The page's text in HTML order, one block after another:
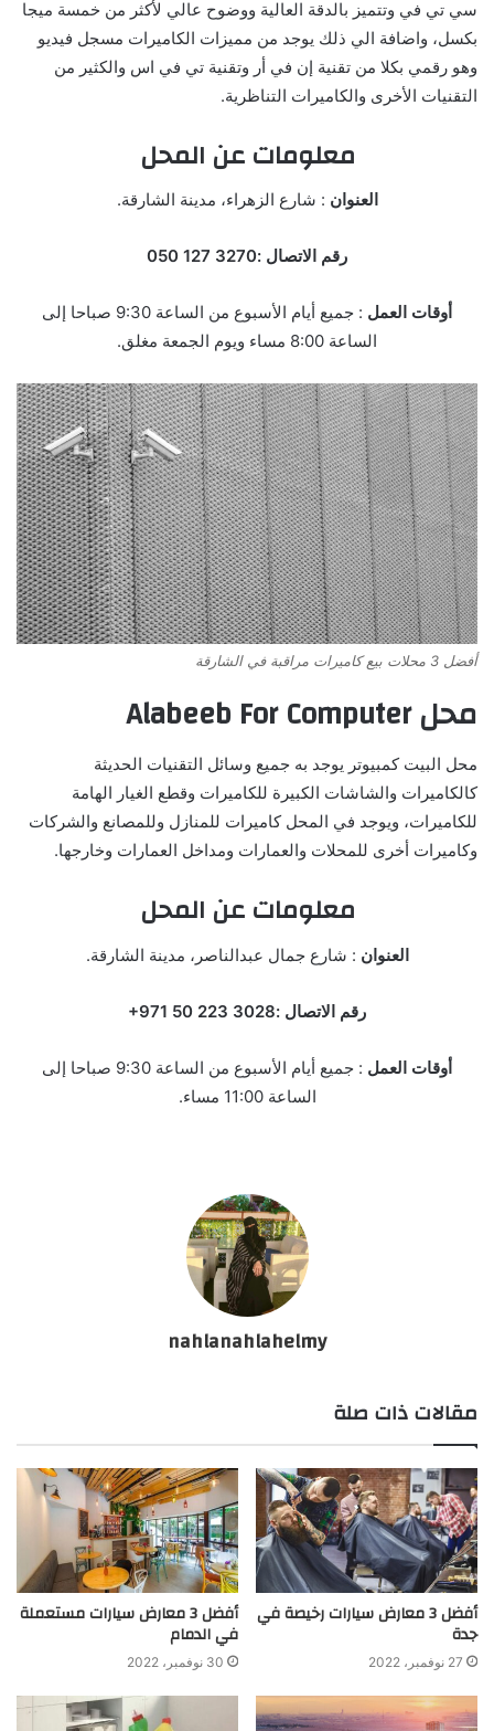
سي تي في وتتميز بالدقة العالية ووضوح عالي لأكثر من خمسة ميجا
بكسل، واضافة الي ذلك يوجد من مميزات الكاميرات مسجل فيديو
وهو رقمي بكلا من تقنية إن في أر وتقنية تي في اس والكثير من
التقنيات الأخرى والكاميرات التناظرية.
معلومات عن المحل
العنوان : شارع الزهراء، مدينة الشارقة.
رقم الاتصال :3270 127 050
أوقات العمل
: جميع أيام الأسبوع من الساعة 9:30 صباحا إلى
الساعة 8:00 مساء ويوم الجمعة مغلق.
أفضل 3 محلات بيع كاميرات مراقبة في الشارقة
محل Alabeeb For Computer
محل البيت كمبيوتر يوجد به جميع وسائل التقنيات الحديثة
كالكاميرات والشاشات الكبيرة للكاميرات وقطع الغيار الهامة
للكاميرات، ويوجد في المحل كاميرات للمنازل وللمصانع والشركات
وكاميرات أخرى للمحلات والعمارات ومداخل العمارات وخارجها.
معلومات عن المحل
العنوان : شارع جمال عبدالناصر، مدينة الشارقة.
رقم الاتصال :‏‪+971 50 223 3028‬‏‬
أوقات العمل
: جميع أيام الأسبوع من الساعة 9:30 صباحا إلى
الساعة 11:00 مساء.
nahlanahlahelmy
مقالات ذات صلة
أفضل 3 معارض سيارات رخيصة في
جدة
27 نوفمبر، 2022
أفضل 3 معارض سيارات مستعملة
في الدمام
30 نوفمبر، 2022